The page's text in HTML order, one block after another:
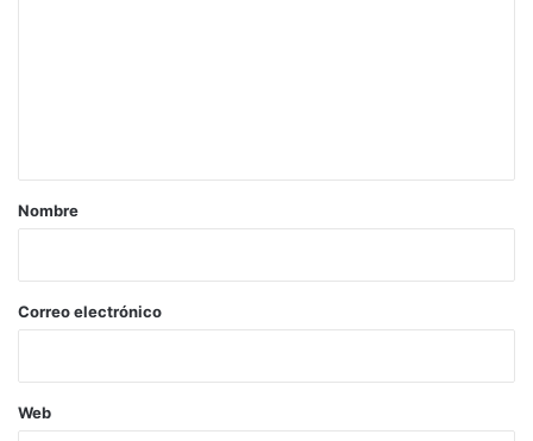
r
*
Nombre
Correo electrónico
Web